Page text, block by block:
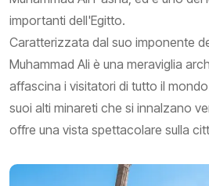
importanti dell'Egitto.
Caratterizzata dal suo imponente
Muhammad Ali è una meraviglia
affascina i visitatori di tutto il
suoi alti minareti che si innalzano
offre una vista spettacolare sulla